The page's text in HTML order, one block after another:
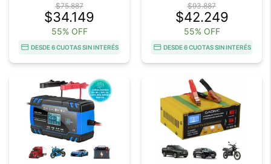
$75.887
$34.149
55% OFF
DESDE 6 CUOTAS SIN INTERÉS
$93.887
$42.249
55% OFF
DESDE 6 CUOTAS SIN INTERÉS